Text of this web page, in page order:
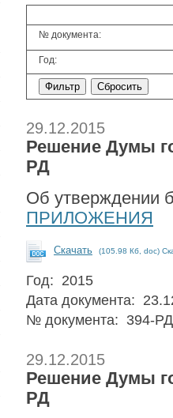
№ документа:
Год:
29.12.2015
Решение Думы
РД
Об утверждении
ПРИЛОЖЕНИЯ
Скачать (105.98 Кб, doc)
Год: 2015
Дата документа:
№ документа: 394-РД
29.12.2015
Решение Думы
РД